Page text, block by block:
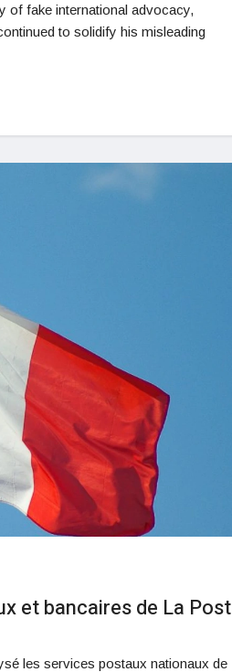
of fake international advocacy,
to solidify his misleading
et bancaires de La Post
les services postaux nationaux de